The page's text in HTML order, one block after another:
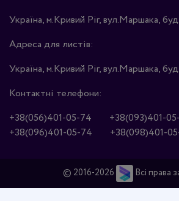
Україна, м.Кривий Ріг, вул.Маршака,
Адреса для листів:
Україна, м.Кривий Ріг, вул.Маршака,
Контактні телефони:
+38(056)401-05-74
+38(093)401-
+38(096)401-05-74
+38(098)401-
© 2016-2026 Всі права